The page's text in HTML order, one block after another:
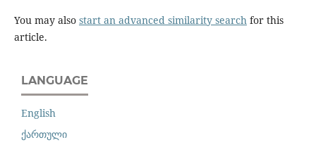
You may also start an advanced similarity searchfor this
article.
LANGUAGE
English
ქართული